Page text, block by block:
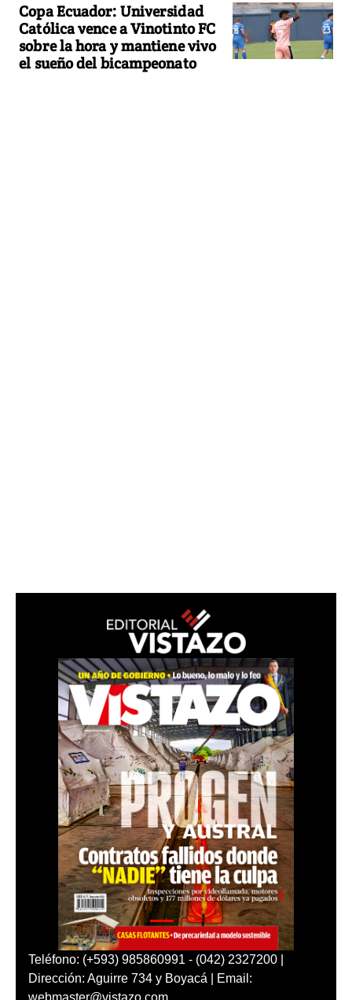
Copa Ecuador: Universidad
Católica vence a Vinotinto FC
sobre la hora y mantiene vivo
el sueño del bicampeonato
Teléfono: (+593) 985860991 - (042) 2327200 |
Dirección: Aguirre 734 y Boyacá | Email: